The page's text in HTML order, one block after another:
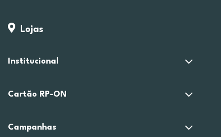
Lojas
Institucional
Cartão RP-ON
Campanhas